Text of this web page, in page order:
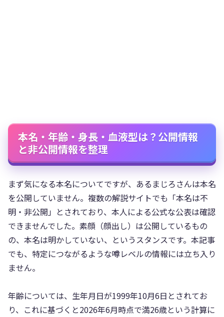
本名・年齢・身長・血液型は？公開情報
と非公開情報を整理
まず気になる本名についてですが、あるまじろさんは本名
を公開していません。複数の解説サイトでも「本名は不
明・非公開」とされており、本人による公式な公表は確認
できませんでした。素顔（顔出し）は公開しているもの
の、本名は明かしていない、というスタンスです。本記事
でも、特定につながるような噂レベルの情報には立ち入り
ません。
年齢については、生年月日が1999年10月6日とされてお
り、これに基づくと2026年6月時点で満26歳という計算に